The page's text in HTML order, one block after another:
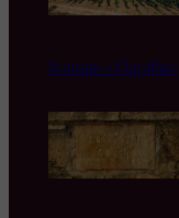
Domaine d’Aupilhac